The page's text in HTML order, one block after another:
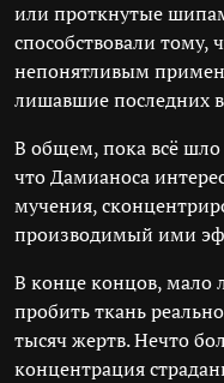
или проткнутые
способствовали тому,
непонятливым
лишавшие последних
В общем, пока всё шло
что Дамианоса
мучения,
производимый ими
В конце концов, мало
пробить ткань
тысяч жертв. Нечто
концентрация